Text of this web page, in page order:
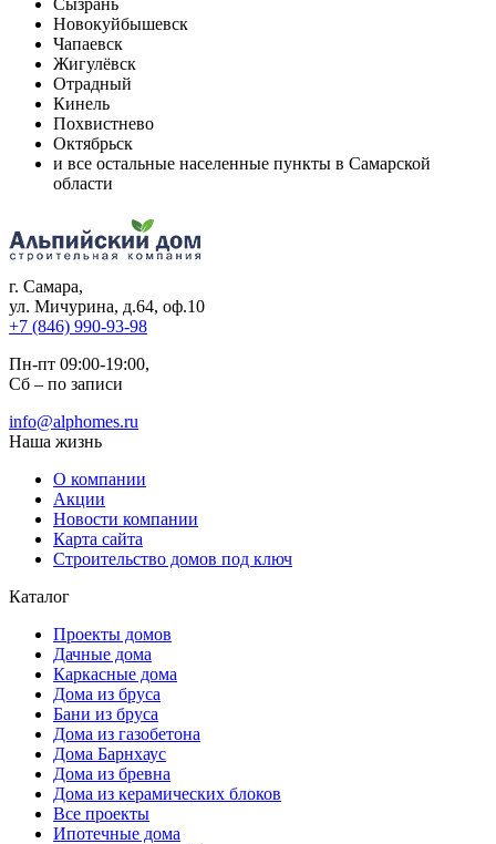
Сызрань
Новокуйбышевск
Чапаевск
Жигулёвск
Отрадный
Кинель
Похвистнево
Октябрьск
и все остальные населенные пункты в Самарской
области
г. Самара,
ул. Мичурина, д.64, оф.10
+7 (846) 990-93-98
Пн-пт 09:00-19:00,
Сб – по записи
info@alphomes.ru
Наша жизнь
О компании
Акции
Новости компании
Карта сайта
Строительство домов под ключ
Каталог
Проекты домов
Дачные дома
Каркасные дома
Дома из бруса
Бани из бруса
Дома из газобетона
Дома Барнхаус
Дома из бревна
Дома из керамических блоков
Все проекты
Ипотечные дома